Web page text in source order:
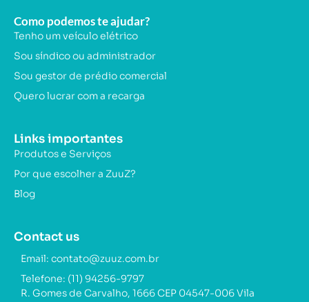
Como podemos te ajudar?
Tenho um veículo elétrico
Sou síndico ou administrador
Sou gestor de prédio comercial
Quero lucrar com a recarga
Links importantes
Produtos e Serviços
Por que escolher a ZuuZ?
Blog
Contact us
Email: contato@zuuz.com.br
Telefone: (11) 94256-9797
R. Gomes de Carvalho, 1666 CEP 04547-006 Vila